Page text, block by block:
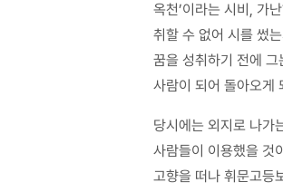
옥천’이라는 시비, 가
취할 수 없어 시를 썼
꿈을 성취하기 전에
사람이 되어 돌아오게
당시에는 외지로 나
사람들이 이용했을 것
고향을 떠나 휘문고등